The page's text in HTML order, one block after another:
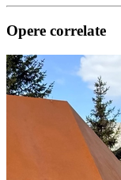
Opere correlate